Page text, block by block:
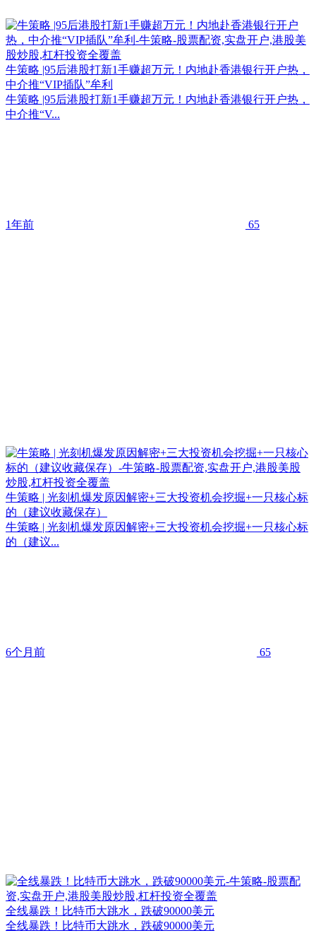
牛策略 |95后港股打新1手赚超万元！内地赴香港银行开户热，
中介推“VIP插队”牟利
牛策略 |95后港股打新1手赚超万元！内地赴香港银行开户热，
中介推“V...
1年前 65
牛策略 | 光刻机爆发原因解密+三大投资机会挖掘+一只核心标
的（建议收藏保存）
牛策略 | 光刻机爆发原因解密+三大投资机会挖掘+一只核心标
的（建议...
6个月前 65
全线暴跌！比特币大跳水，跌破90000美元
全线暴跌！比特币大跳水，跌破90000美元